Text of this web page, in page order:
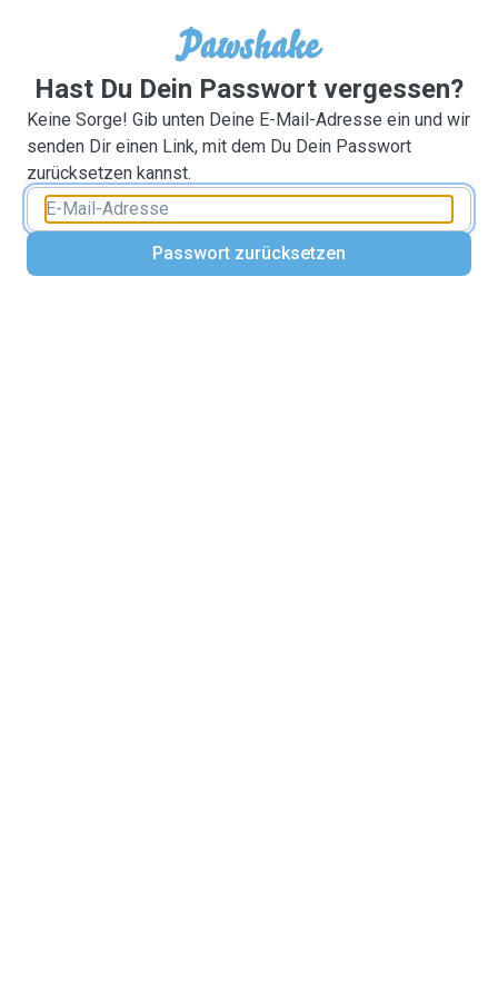
Hast Du Dein Passwort vergessen?
Keine Sorge! Gib unten Deine E-Mail-Adresse ein und wir
senden Dir einen Link, mit dem Du Dein Passwort
zurücksetzen kannst.
Passwort zurücksetzen